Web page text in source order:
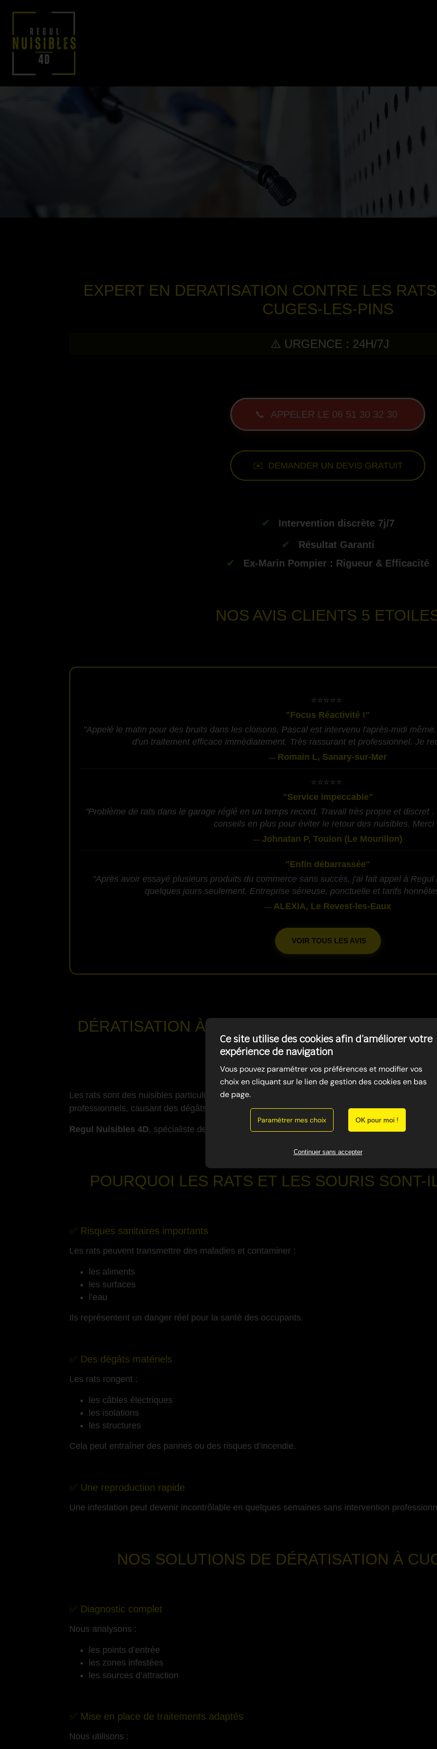
EXPERT EN DERATISATION CONTRE LES
CUGES-LES-PINS
⚠️ URGENCE : 24H/7J
📞 APPELER LE 06 51 30 32 30
✉️ DEMANDER UN DEVIS GRATUIT
✔
Intervention discrète 7j/7
✔
Résultat Garanti
✔
Ex-Marin Pompier : Rigueur & Efficacité
NOS AVIS CLIENTS 5
​⭐⭐⭐⭐⭐
"Focus Réactivité !"
"Appelé le matin pour des bruits dans les cloisons, Pascal est intervenu l'après-midi
d'un traitement efficace immédiatement. Très rassurant et professionnel. Je
— Romain L, Sanary-sur-Mer
​⭐⭐⭐⭐⭐
"Service impeccable"
"Problème de rats dans le garage réglé en un temps record. Travail très propre et discret
conseils en plus pour éviter le retour des nuisibles. Merci
— Johnatan P, Toulon (Le Mourillon)
"Enfin débarrassée"
"Après avoir essayé plusieurs produits du commerce sans succès, j'ai fait appel à
quelques jours seulement. Entreprise sérieuse, ponctuelle et tarifs
— ALEXIA, Le Revest-les-Eaux
VOIR TOUS LES AVIS
DÉRATISATION À CUGES-LES-PINS
LES SOURIS
Les rats sont des nuisibles particulièrement envahissants dans le Var. Ils s’introduisent dans
professionnels, causant des dégâts matériels et des risques sanitaires importants.
Regul Nuisibles 4D, spécialiste de la dératisation, intervient rapidement pour éliminer les
-
POURQUOI LES RATS ET LES SOURIS SONT-
✅ Risques sanitaires importants
Les rats peuvent transmettre des maladies et contaminer :
les aliments
les surfaces
l’eau
Ils représentent un danger réel pour la santé des occupants.
✅ Des dégâts matériels
Les rats rongent :
les câbles électriques
les isolations
les structures
Cela peut entraîner des pannes ou des risques d’incendie.
✅ Une reproduction rapide
Une infestation peut devenir incontrôlable en quelques semaines sans intervention
NOS SOLUTIONS DE DÉRATISATION À
✅ Diagnostic complet
Nous analysons :
les points d’entrée
les zones infestées
les sources d’attraction
✅ Mise en place de traitements adaptés
Nous utilisons :
Ce site utilise des cookies afin d’améliorer votre
expérience de navigation
Vous pouvez paramétrer vos préférences et modifier vos
choix en cliquant sur le lien de gestion des cookies en bas
de page.
Paramétrer mes choix OK pour moi !
Continuer sans accepter